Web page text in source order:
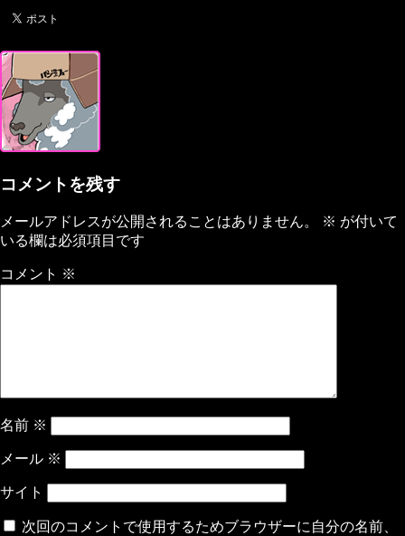
コメントを残す
メールアドレスが公開されることはありません。 ※ が付いて
いる欄は必須項目です
コメント ※
名前 ※
メール ※
サイト
次回のコメントで使用するためブラウザーに自分の名前、